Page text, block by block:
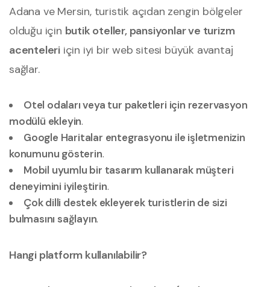
Adana ve Mersin, turistik açıdan zengin bölgeler
olduğu için butik oteller, pansiyonlar ve turizm
acenteleri için iyi bir web sitesi büyük avantaj
sağlar.
Otel odaları veya tur paketleri için rezervasyon
modülü ekleyin.
Google Haritalar entegrasyonu ile işletmenizin
konumunu gösterin.
Mobil uyumlu bir tasarım kullanarak müşteri
deneyimini iyileştirin.
Çok dilli destek ekleyerek turistlerin de sizi
bulmasını sağlayın.
Hangi platform kullanılabilir?